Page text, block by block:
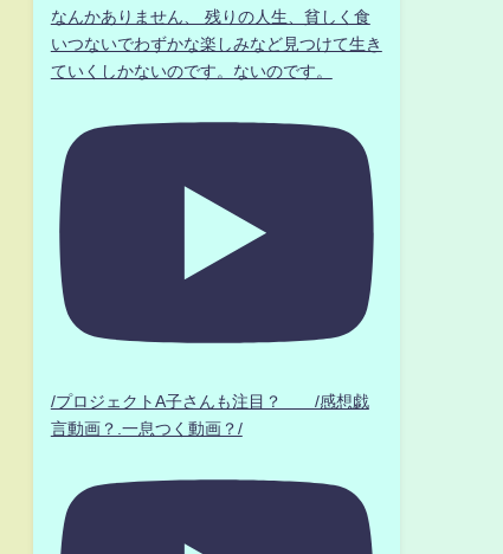
なんかありません、 残りの人生、貧しく食
いつないでわずかな楽しみなど見つけて生き
ていくしかないのです。ないのです。
/プロジェクトA子さんも注目？ /感想戯
言動画？.一息つく動画？/